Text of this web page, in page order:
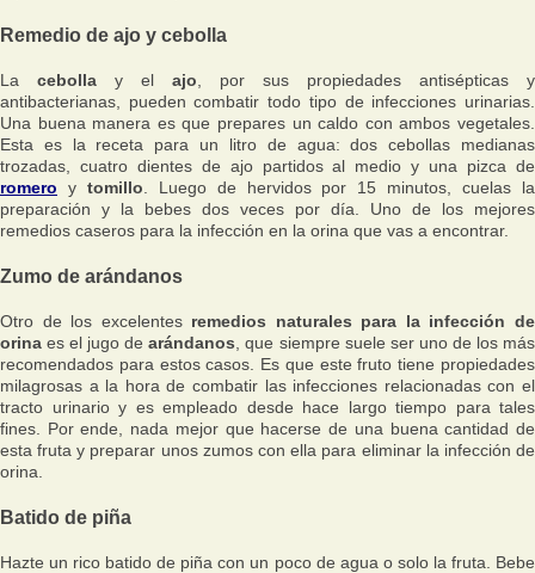
Remedio de ajo y cebolla
La cebolla y el ajo , por sus propiedades antisépticas y
antibacterianas, pueden combatir todo tipo de infecciones urinarias.
Una buena manera es que prepares un caldo con ambos vegetales.
Esta es la receta para un litro de agua: dos cebollas medianas
trozadas, cuatro dientes de ajo partidos al medio y una pizca de
romero y tomillo . Luego de hervidos por 15 minutos, cuelas la
preparación y la bebes dos veces por día. Uno de los mejores
remedios caseros para la infección en la orina que vas a encontrar.
Zumo de arándanos
Otro de los excelentes remedios naturales para la infección de
orina es el jugo dearándanos , que siempre suele ser uno de los más
recomendados para estos casos. Es que este fruto tiene propiedades
milagrosas a la hora de combatir las infecciones relacionadas con el
tracto urinario y es empleado desde hace largo tiempo para tales
fines. Por ende, nada mejor que hacerse de una buena cantidad de
esta fruta y preparar unos zumos con ella para eliminar la infección de
orina.
Batido de piña
Hazte un rico batido de piña con un poco de agua o solo la fruta. Bebe